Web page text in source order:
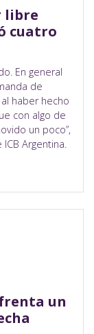
libre
cuatro
En general
de
haber hecho
con algo de
un poco”,
Argentina.
un